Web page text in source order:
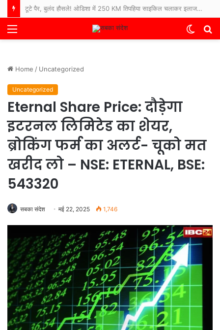
रोज खाने वाली अरहर दाल पर भारत में बड़ी वैज्ञानिक खोज, पहली बार तैयार हुआ पूरा जीनोम
Menu
Switch
Home / Uncategorized
Uncategorized
Eternal Share Price: दौड़ेगा
इटरनल लिमिटेड का शेयर,
ब्रोकिंग फर्म का अलर्ट- चूको मत
खरीद लो – NSE: ETERNAL, BSE:
543320
सबका संदेश मई 22, 2025 1,746